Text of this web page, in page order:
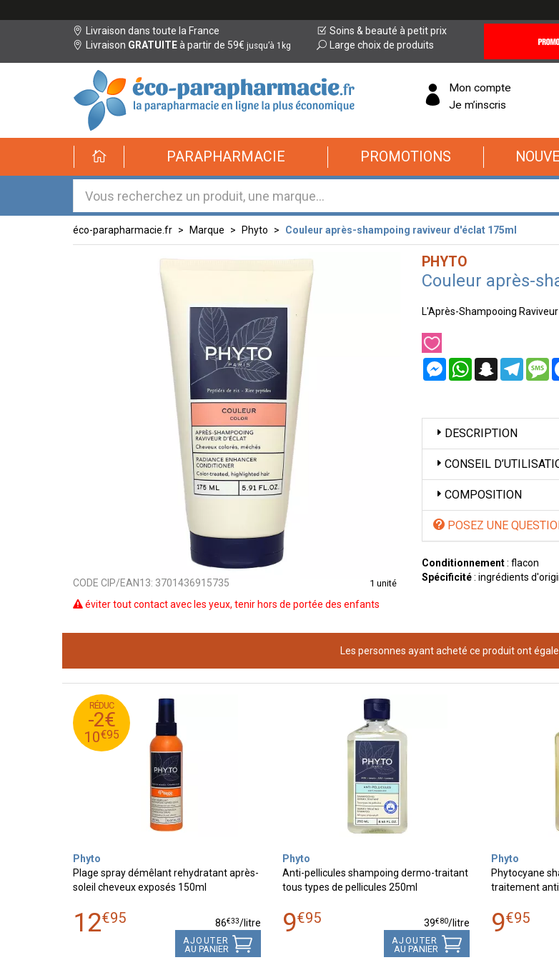
Livraison dans toute la France
Livraison GRATUITEà partir de 59€ jusqu’à 1kg
Soins & beauté à petit prix
Large choix de produits
Offres
éco-
parapharmacie.fr
éco-
parapharmacie.fr
Mon compte
Je m’inscris
PARAPHARMACIE PROMOTIONS
éco-parapharmacie.fr Marque Phyto Couleur après-shampoing raviveur d'éclat 175ml
CODE CIP/EAN13: 3701436915735 1 unité
éviter tout contact avec les yeux, tenir hors de portée des enfants
PHYTO
Couleur après-
L'Après-Shampooing
MessengerWhatsAppSnapchat
DESCRIPTION
CONSEIL
COMPOSITION
POSEZ UNE
Conditionnement: flacon
Spécificité: ingrédients
Les personnes ayant acheté ce produit ont
RÉDUC
-2€
10€95
12
€
95
10
€
95
Phyto
Plage spray démêlant rehydratant après-
soleil cheveux exposés 150ml
12€95 86€33/litre
AJOUTER
AU PANIER
Phyto
Anti-pellicules shampoing dermo-traitant
tous types de pellicules 250ml
9€95 39€80/litre
AJOUTER
AU PANIER
Phyto
Phytocyane
traitement
9€95